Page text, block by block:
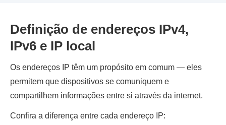
Definição de endereços IPv4,
IPv6 e IP local
Os endereços IP têm um propósito em comum — eles
permitem que dispositivos se comuniquem e
compartilhem informações entre si através da internet.
Confira a diferença entre cada endereço IP: